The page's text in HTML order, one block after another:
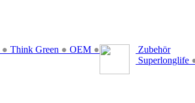
● Think Green ● OEM ●
Zubehör
Superlonglife